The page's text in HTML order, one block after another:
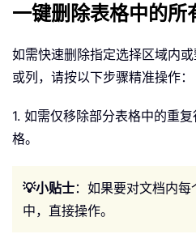
一键删除表格中的所
如需快速删除指定选择区域内
或列，请按以下步骤精准操作：
1. 如需仅移除部分表格中的重
格。
💡小贴士：如果要对文档内
中，直接操作。